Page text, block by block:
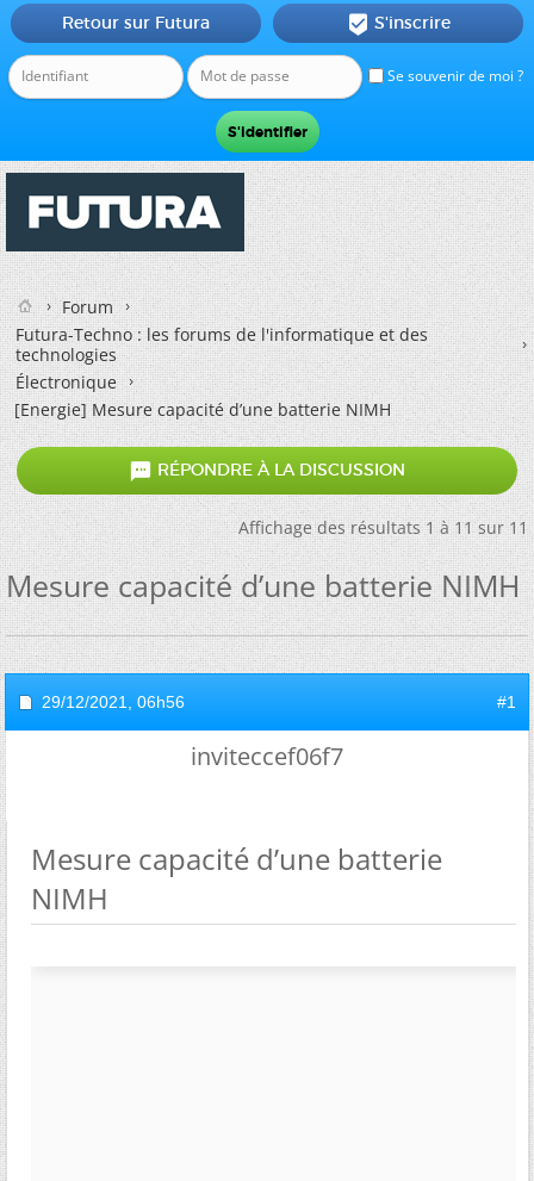
Se souvenir de moi ?
Retour sur Futura  S'inscrire
Forum
Futura-Techno : les forums de l'informatique et des
technologies
Électronique
[Energie] Mesure capacité d’une batterie NIMH
 RÉPONDRE À LA DISCUSSION
Affichage des résultats 1 à 11 sur 11
Mesure capacité d’une batterie NIMH
29/12/2021, 06h56 #1
inviteccef06f7
Mesure capacité d’une batterie
NIMH